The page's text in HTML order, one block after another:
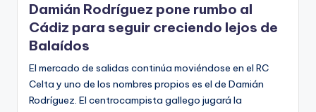
Damián Rodríguez pone rumbo al
Cádiz para seguir creciendo lejos de
Balaídos
El mercado de salidas continúa moviéndose en el RC
Celta y uno de los nombres propios es el de Damián
Rodríguez. El centrocampista gallego jugará la